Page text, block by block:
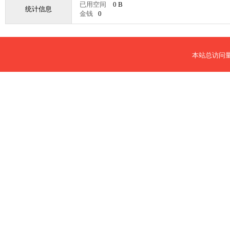
统计信息
已用空间
0 B
金钱
0
本站总访问